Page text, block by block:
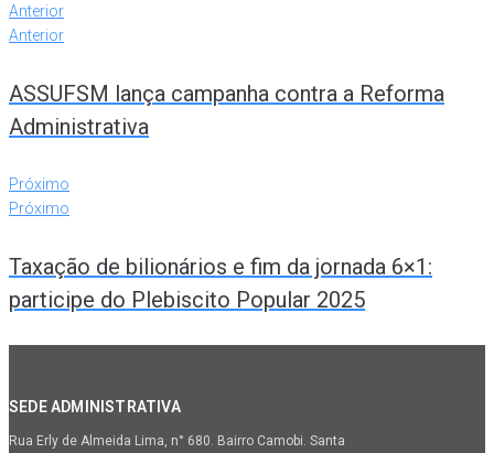
Anterior
Anterior
ASSUFSM lança campanha contra a Reforma
Administrativa
Próximo
Próximo
Taxação de bilionários e fim da jornada 6×1:
participe do Plebiscito Popular 2025
SEDE ADMINISTRATIVA
Rua Erly de Almeida Lima, n° 680. Bairro Camobi. Santa